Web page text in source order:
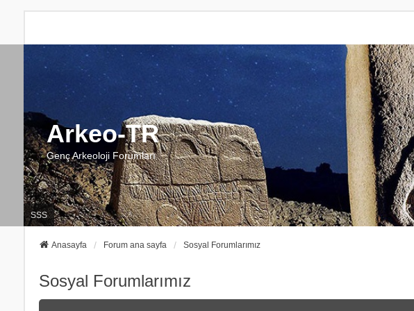
Arkeo-TR
Genç Arkeoloji Forumları
SSS
Anasayfa Forum ana sayfa Sosyal Forumlarımız
Sosyal Forumlarımız